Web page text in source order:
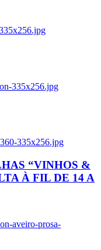
335x256.jpg
335x256.jpg
“VINHOS &
À FIL DE 14 A
aveiro-prosa-